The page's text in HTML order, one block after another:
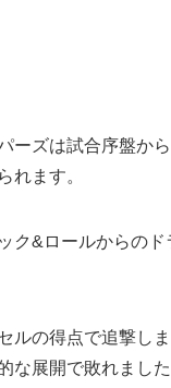
ーズは試合序盤か
れます。
ク&ロールからの
ルの得点で追撃し
な展開で敗れました